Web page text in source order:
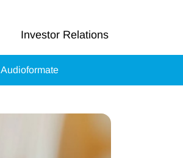
Investor Relations
Audioformate